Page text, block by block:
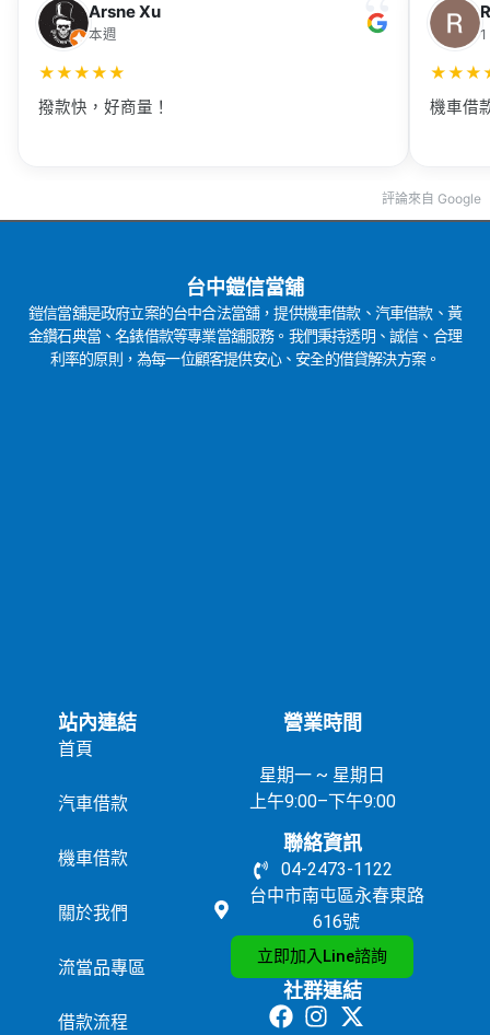
Arsne Xu
本週
★★★★★
撥款快，好商量！
★★★
機車借
評論來自 Google
台中鎧信當舖
鎧信當舖是政府立案的台中合法當舖，提供機車借款、汽車借款、黃
金鑽石典當、名錶借款等專業當舖服務。我們秉持透明、誠信、合理
利率的原則，為每一位顧客提供安心、安全的借貸解決方案。
站內連結
首頁
汽車借款
機車借款
關於我們
流當品專區
借款流程
營業時間
星期一 ~ 星期日
上午9:00–下午9:00
聯絡資訊
04-2473-1122
台中市南屯區永春東路
616號
立即加入Line諮詢
社群連結